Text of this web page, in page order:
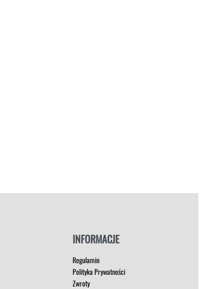
INFORMACJE
Regulamin
Polityka Prywatności
Zwroty